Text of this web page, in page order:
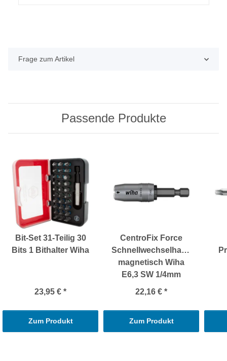
Frage zum Artikel
Passende Produkte
Bit-Set 31-Teilig 30
Bits 1 Bithalter Wiha
23,95 € *
Zum Produkt
CentroFix Force
Schnellwechselhalter
magnetisch Wiha
E6,3 SW 1/4mm
22,16 € *
Zum Produkt